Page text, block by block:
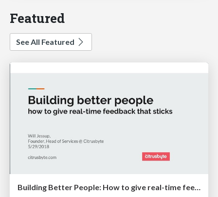
Featured
See All Featured
Building Better People: How to give real-time feedback that sticks.